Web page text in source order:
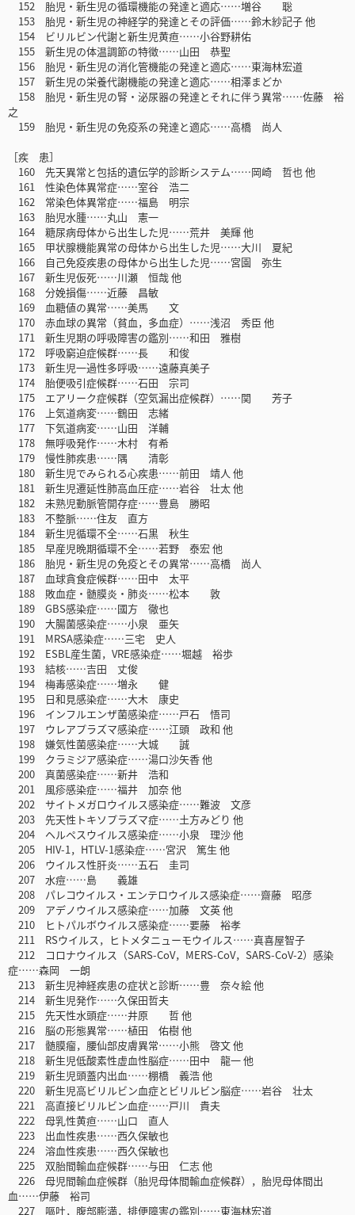
152 胎児・新生児の循環機能の発達と適応……増谷 聡
153 胎児・新生児の神経学的発達とその評価……鈴木紗記子 他
154 ビリルビン代謝と新生児黄疸……小谷野耕佑
155 新生児の体温調節の特徴……山田 恭聖
156 胎児・新生児の消化管機能の発達と適応……東海林宏道
157 新生児の栄養代謝機能の発達と適応……相澤まどか
158 胎児・新生児の腎・泌尿器の発達とそれに伴う異常……佐藤 裕
之
159 胎児・新生児の免疫系の発達と適応……高橋 尚人
［疾 患］
160 先天異常と包括的遺伝学的診断システム……岡崎 哲也 他
161 性染色体異常症……室谷 浩二
162 常染色体異常症……福島 明宗
163 胎児水腫……丸山 憲一
164 糖尿病母体から出生した児……荒井 美輝 他
165 甲状腺機能異常の母体から出生した児……大川 夏紀
166 自己免疫疾患の母体から出生した児……宮園 弥生
167 新生児仮死……川瀬 恒哉 他
168 分娩損傷……近藤 昌敏
169 血糖値の異常……美馬 文
170 赤血球の異常（貧血，多血症）……浅沼 秀臣 他
171 新生児期の呼吸障害の鑑別……和田 雅樹
172 呼吸窮迫症候群……長 和俊
173 新生児一過性多呼吸……遠藤真美子
174 胎便吸引症候群……石田 宗司
175 エアリーク症候群（空気漏出症候群）……関 芳子
176 上気道病変……鶴田 志緒
177 下気道病変……山田 洋輔
178 無呼吸発作……木村 有希
179 慢性肺疾患……隅 清彰
180 新生児でみられる心疾患……前田 靖人 他
181 新生児遷延性肺高血圧症……岩谷 壮太 他
182 未熟児動脈管開存症……豊島 勝昭
183 不整脈……住友 直方
184 新生児循環不全……石黒 秋生
185 早産児晩期循環不全……若野 泰宏 他
186 胎児・新生児の免疫とその異常……高橋 尚人
187 血球貪食症候群……田中 太平
188 敗血症・髄膜炎・肺炎……松本 敦
189 GBS感染症……國方 徹也
190 大腸菌感染症……小泉 亜矢
191 MRSA感染症……三宅 史人
192 ESBL産生菌，VRE感染症……堀越 裕歩
193 結核……吉田 丈俊
194 梅毒感染症……増永 健
195 日和見感染症……大木 康史
196 インフルエンザ菌感染症……戸石 悟司
197 ウレアプラズマ感染症……江頭 政和 他
198 嫌気性菌感染症……大城 誠
199 クラミジア感染症……湯口沙矢香 他
200 真菌感染症……新井 浩和
201 風疹感染症……福井 加奈 他
202 サイトメガロウイルス感染症……難波 文彦
203 先天性トキソプラズマ症……土方みどり 他
204 ヘルペスウイルス感染症……小泉 理沙 他
205 HIV-1，HTLV-1感染症……宮沢 篤生 他
206 ウイルス性肝炎……五石 圭司
207 水痘……島 義雄
208 パレコウイルス・エンテロウイルス感染症……齋藤 昭彦
209 アデノウイルス感染症……加藤 文英 他
210 ヒトパルボウイルス感染症……要藤 裕孝
211 RSウイルス，ヒトメタニューモウイルス……真喜屋智子
212 コロナウイルス（SARS-CoV，MERS-CoV，SARS-CoV-2）感染
症……森岡 一朗
213 新生児神経疾患の症状と診断……豊 奈々絵 他
214 新生児発作……久保田哲夫
215 先天性水頭症……井原 哲 他
216 脳の形態異常……植田 佑樹 他
217 髄膜瘤，腰仙部皮膚異常……小熊 啓文 他
218 新生児低酸素性虚血性脳症……田中 龍一 他
219 新生児頭蓋内出血……棚橋 義浩 他
220 新生児高ビリルビン血症とビリルビン脳症……岩谷 壮太
221 高直接ビリルビン血症……戸川 貴夫
222 母乳性黄疸……山口 直人
223 出血性疾患……西久保敏也
224 溶血性疾患……西久保敏也
225 双胎間輸血症候群……与田 仁志 他
226 母児間輸血症候群（胎児母体間輸血症候群），胎児母体間出
血……伊藤 裕司
227 嘔吐，腹部膨満，排便障害の鑑別……東海林宏道